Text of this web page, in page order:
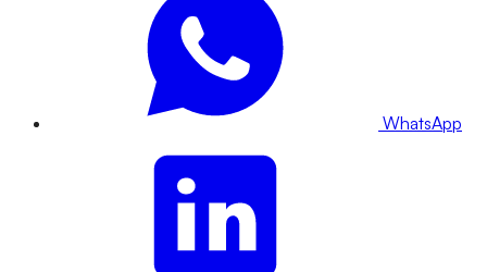
WhatsApp